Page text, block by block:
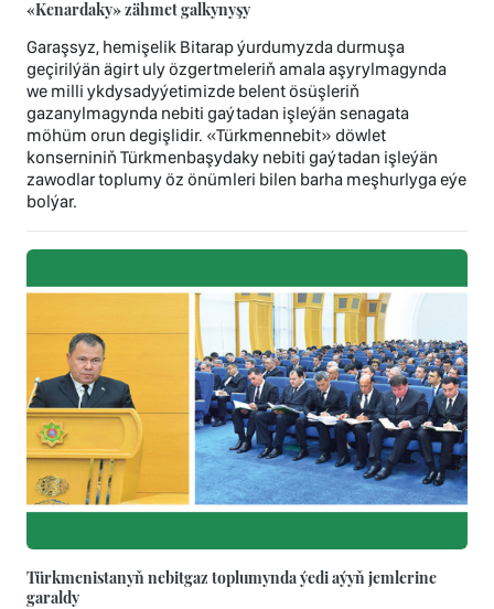
«Kenardaky» zähmet galkynyşy
Garaşsyz, hemişelik Bitarap ýurdumyzda durmuşa
geçirilýän ägirt uly özgertmeleriň amala aşyrylmagynda
we milli ykdysadyýetimizde belent ösüşleriň
gazanylmagynda nebiti gaýtadan işleýän senagata
möhüm orun degişlidir. «Türkmennebit» döwlet
konserniniň Türkmenbaşydaky nebiti gaýtadan işleýän
zawodlar toplumy öz önümleri bilen barha meşhurlyga eýe
bolýar.
Türkmenistanyň nebitgaz toplumynda ýedi aýyň jemlerine
garaldy